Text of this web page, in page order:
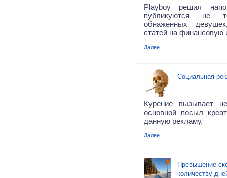
Playboy решил
публикуются не
обнаженных
статей на финансовую
Далее
Социальная
Курение вызывает
основной посыл
данную рекламу.
Далее
Превышение
количеству